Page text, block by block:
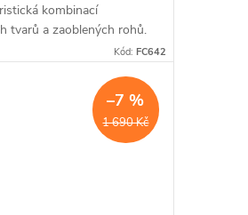
kombinací
tvarů a zaoblených rohů.
• Šířka: 150 mm •
Kód: FC642
1 690 Kč
–7 %